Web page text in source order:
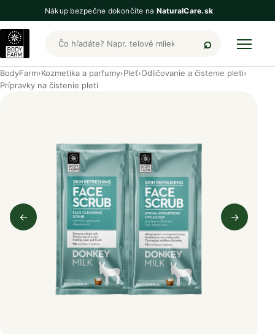
Nákup bezpečne dokončíte na NaturalCare.sk
Hľadať produkty BodyFarm
BodyFarm›Kozmetika a parfumy›Pleť›Odličovanie a čistenie pleti›
Prípravky na čistenie pleti
←
Predchádzajúci obrázok
→